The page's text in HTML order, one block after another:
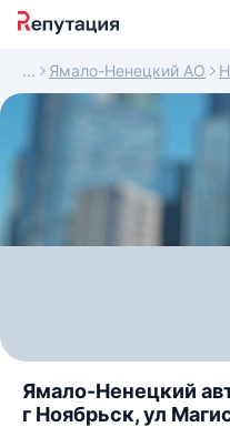
Ямало-Ненецкий АО
Ямало-Ненецкий
г Ноябрьск, ул